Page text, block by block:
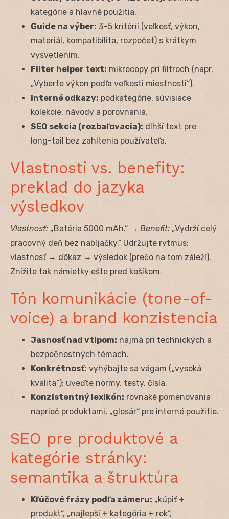
kategórie a hlavné použitia.
Guide na výber: 3–5 kritérií (veľkosť, výkon,
materiál, kompatibilita, rozpočet) s krátkym
vysvetlením.
Filter helper text: mikrocopy pri filtroch (napr.
„Vyberte výkon podľa veľkosti miestnosti“).
Interné odkazy: podkategórie, súvisiace
kolekcie, návody a porovnania.
SEO sekcia (rozbaľovacia): dlhší text pre
long-tail bez zahltenia používateľa.
Vlastnosti vs. benefity:
preklad do jazyka
výsledkov
Vlastnosť: „Batéria 5000 mAh.“ → Benefit: „Vydrží celý
pracovný deň bez nabíjačky.“ Udržujte rytmus:
vlastnosť → dôkaz → výsledok (prečo na tom záleží).
Znížite tak námietky ešte pred košíkom.
Tón komunikácie (tone-of-
voice) a brand konzistencia
Jasnosť nad vtipom: najmä pri technických a
bezpečnostných témach.
Konkrétnosť: vyhýbajte sa vágam („vysoká
kvalita“); uveďte normy, testy, čísla.
Konzistentný lexikón: rovnaké pomenovania
naprieč produktami, „glosár“ pre interné použitie.
SEO pre produktové a
kategórie stránky:
semantika a štruktúra
Kľúčové frázy podľa zámeru: „kúpiť +
produkt“, „najlepší + kategória + rok“,